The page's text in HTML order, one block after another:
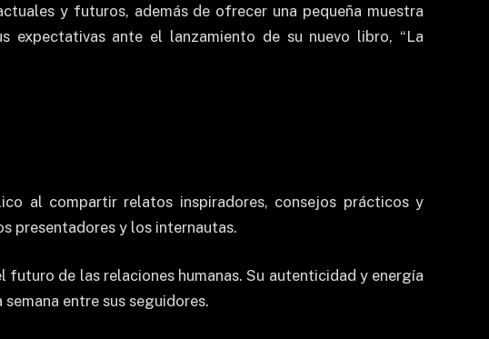
y futuros, además de ofrecer una pequeña muestra
expectativas ante el lanzamiento de su nuevo libro, “La
al compartir relatos inspiradores, consejos prácticos y
presentadores y los internautas.
de las relaciones humanas. Su autenticidad y energía
entre sus seguidores.